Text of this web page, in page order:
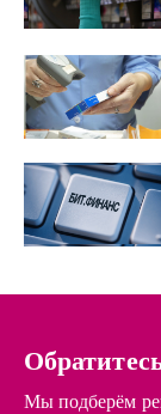
Мы подберём